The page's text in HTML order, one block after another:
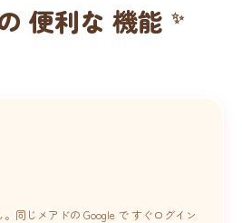
便利な 機能
同じメアドの Google で すぐログイン